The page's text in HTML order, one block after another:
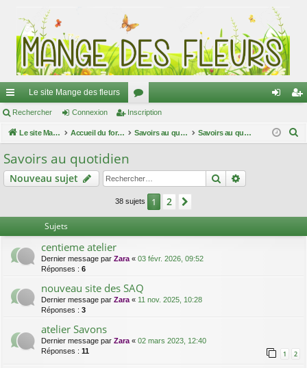
ac
co
ur
ci
Le site Mange des fleurs
or
u
s
ne cri
Rechercher Connexion Inscription
Le site Mange des fleurs Accueil du forum Savoirs au quotidien Savoirs au quotidien
h
Savoirs au quotidien
Nouveau sujet Rechercher
38 sujets 1 2
Sujets
centieme atelier
Dernier message par Zara « 03 févr. 2026, 09:52
Réponses : 6
nouveau site des SAQ
Dernier message par Zara « 11 nov. 2025, 10:28
Réponses : 3
atelier Savons
Dernier message par Zara « 02 mars 2023, 12:40
Réponses : 11 1 2